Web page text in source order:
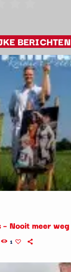
BERICHTEN
Nooit meer weg
1